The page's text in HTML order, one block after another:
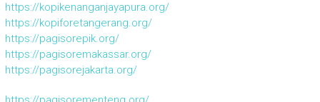
https://kopikenanganjayapura.org/
https://kopiforetangerang.org/
https://pagisorepik.org/
https://pagisoremakassar.org/
https://pagisorejakarta.org/